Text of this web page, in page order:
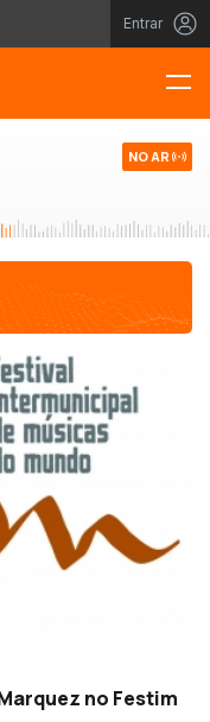
Entrar
NO AR
no Festim